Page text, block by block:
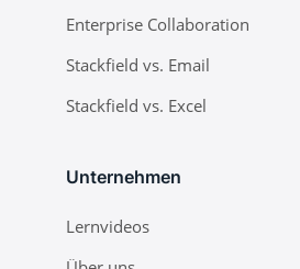
Enterprise Collaboration
Stackfield vs. Email
Stackfield vs. Excel
Unternehmen
Lernvideos